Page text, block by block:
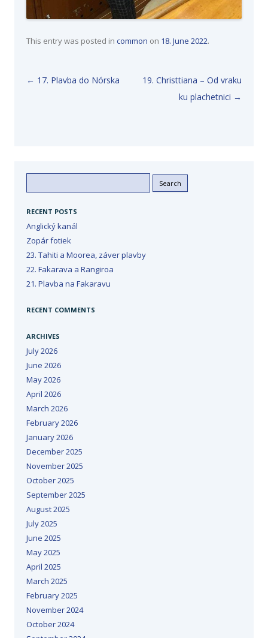
This entry was posted in common on 18. June 2022.
Post navigation
← 17. Plavba do Nórska
19. Christtiana – Od vraku
ku plachetnici →
for:
RECENT POSTS
Anglický kanál
Zopár fotiek
23. Tahiti a Moorea, záver plavby
22. Fakarava a Rangiroa
21. Plavba na Fakaravu
RECENT COMMENTS
ARCHIVES
July 2026
June 2026
May 2026
April 2026
March 2026
February 2026
January 2026
December 2025
November 2025
October 2025
September 2025
August 2025
July 2025
June 2025
May 2025
April 2025
March 2025
February 2025
November 2024
October 2024